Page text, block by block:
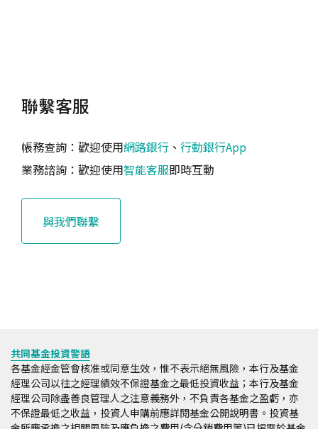
交易)
交易淨值
申購：境內/境外基金一般適用營業日當日(T)之申購
價，若特殊系列基金非屬當日申購價，依個別基金公
司規範辦理。(T=營業日當日)
贖回：境內/境外基金一般適用T~T+2之贖回價，若
特殊系列基金非屬前述贖回價，依個別基金公司規範
交易匯率
申購：本行特定金錢信託基金之申購匯率依本行下單
日系統之牌告賣出匯率為準。
贖回：臺幣信託贖回基金之匯率，以收到國內外基金
聯繫客服
帳務查詢：歡迎使用網路銀行 、 行動銀行App
業務諮詢：歡迎使用智能客服即時互動
與我們聯繫
共同基金投資警語
各基金經金管會核准或同意生效，惟不表示絕無風險，本行及基金
經理公司以往之經理績效不保證基金之最低投資收益；本行及基金
經理公司除盡善良管理人之注意義務外，不負責各基金之盈虧，亦
不保證最低之收益，投資人申購前應詳閱基金公開說明書。投資基